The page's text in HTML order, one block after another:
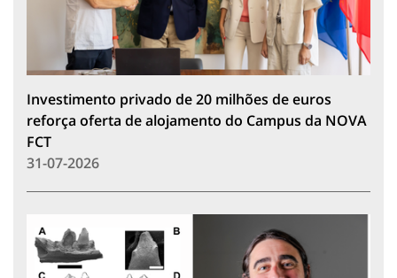
Investimento privado de 20 milhões de euros
reforça oferta de alojamento do Campus da NOVA
FCT
31-07-2026